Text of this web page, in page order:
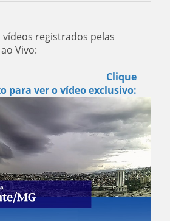
registrados pelas
Vivo:
Clique
para ver o vídeo exclusivo: